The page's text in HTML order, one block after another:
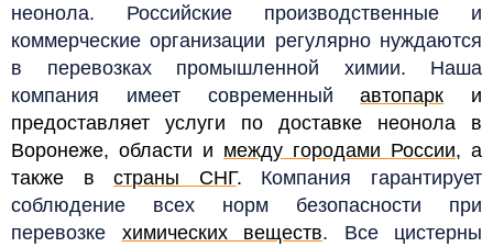
неонола. Российские производственные и
коммерческие организации регулярно нуждаются
в перевозках промышленной химии. Наша
компания имеет современныйавтопарк и
предоставляет услуги по доставке неонола в
Воронеже, области и между городами России, а
также встраны СНГ. Компания гарантирует
соблюдение всех норм безопасности при
перевозке химических веществ. Все цистерны